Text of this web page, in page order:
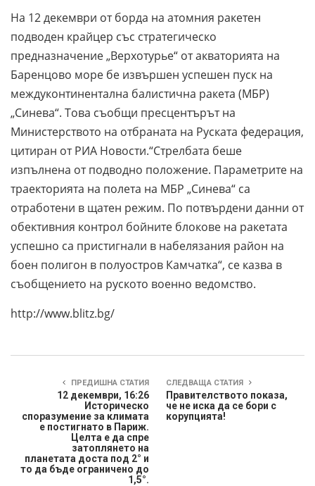
На 12 декември от борда на атомния ракетен
подводен крайцер със стратегическо
предназначение „Верхотурье“ от акваторията на
Баренцово море бе извършен успешен пуск на
междуконтинентална балистична ракета (МБР)
„Синева“. Това съобщи пресцентърът на
Министерството на отбраната на Руската федерация,
цитиран от РИА Новости.“Стрелбата беше
изпълнена от подводно положение. Параметрите на
траекторията на полета на МБР „Синева“ са
отработени в щатен режим. По потвърдени данни от
обективния контрол бойните блокове на ракетата
успешно са пристигнали в набелязания район на
боен полигон в полуостров Камчатка“, се казва в
съобщението на руското военно ведомство.
http://www.blitz.bg/
ПРЕДИШНА СТАТИЯ
12 декември, 16:26
Историческо
споразумение за климата
е постигнато в Париж.
Целта е да спре
затоплянето на
планетата доста под 2° и
то да бъде ограничено до
1,5°.
СЛЕДВАЩА СТАТИЯ
Правителството показа,
че не иска да се бори с
корупцията!